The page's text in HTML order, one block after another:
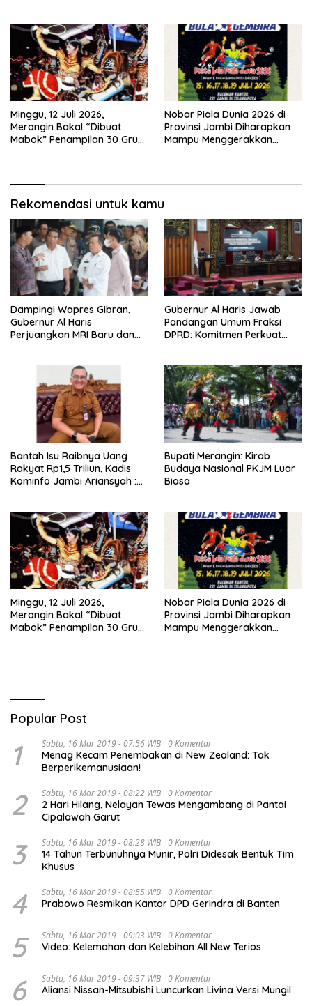
Sejak 2002
Minggu, 12 Juli 2026,
Merangin Bakal “Dibuat
Mabok” Penampilan 30 Grup
Nobar Piala Dunia 2026 di
Provinsi Jambi Diharapkan
Mampu Menggerakkan
Rekomendasi untuk kamu
Dampingi Wapres Gibran,
Gubernur Al Haris
Perjuangkan MRI Baru dan
Gubernur Al Haris Jawab
Pandangan Umum Fraksi
DPRD: Komitmen Perkuat
Bantah Isu Raibnya Uang
Rakyat Rp1,5 Triliun, Kadis
Kominfo Jambi Ariansyah :
Sejak 2002
Bupati Merangin: Kirab
Budaya Nasional PKJM Luar
Biasa
Minggu, 12 Juli 2026,
Merangin Bakal “Dibuat
Mabok” Penampilan 30 Grup
Nobar Piala Dunia 2026 di
Provinsi Jambi Diharapkan
Mampu Menggerakkan
Popular Post
1 Sabtu, 16 Mar 2019 - 07:56 WIB 0 Komentar
Menag Kecam Penembakan di New Zealand: Tak
Berperikemanusiaan!
2 Sabtu, 16 Mar 2019 - 08:22 WIB 0 Komentar
2 Hari Hilang, Nelayan Tewas Mengambang di Pantai
Cipalawah Garut
3 Sabtu, 16 Mar 2019 - 08:28 WIB 0 Komentar
14 Tahun Terbunuhnya Munir, Polri Didesak Bentuk Tim
Khusus
4 Sabtu, 16 Mar 2019 - 08:55 WIB 0 Komentar
Prabowo Resmikan Kantor DPD Gerindra di Banten
5 Sabtu, 16 Mar 2019 - 09:03 WIB 0 Komentar
Video: Kelemahan dan Kelebihan All New Terios
6 Sabtu, 16 Mar 2019 - 09:37 WIB 0 Komentar
Aliansi Nissan-Mitsubishi Luncurkan Livina Versi Mungil